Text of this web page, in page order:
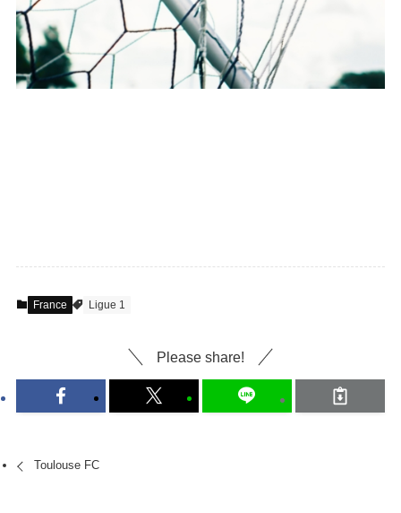
France Ligue 1
Please share!
Toulouse FC